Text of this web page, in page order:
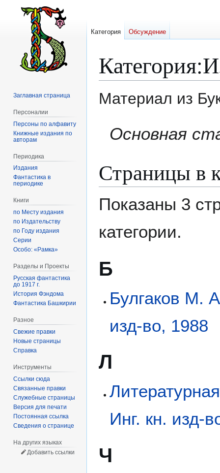
Категория:
Материал из
Основная
Страницы в
Показаны 3
категории.
Б
Булгаков М.
изд-во, 1988
Л
Инг. кн. изд-
Ч
Категория Обсуждение
Заглавная страница
Персоналии
Персоны по алфавиту
Книжные издания по
авторам
Периодика
Издания
Фантастика в
периодике
Книги
по Месту издания
по Издательству
по Году издания
Серии
Особо: «Рамка»
Разделы и Проекты
Русская фантастика
до 1917 г.
История Фэндома
Фантастика Башкирии
Разное
Свежие правки
Новые страницы
Справка
Инструменты
Ссылки сюда
Связанные правки
Служебные страницы
Версия для печати
Постоянная ссылка
Сведения о странице
На других языках
Добавить ссылки